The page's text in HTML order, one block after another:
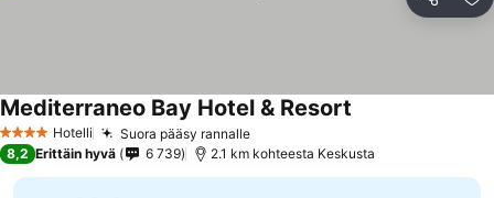
Jaa
4 Tähtiluokitus
Hotelli Suora pääsy rannalle
Mediterraneo Bay Hotel & Resort
8,2 Erittäin hyvä 6 739 2.1 km kohteesta Keskusta